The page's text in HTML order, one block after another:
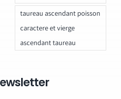
taureau ascendant poisson
caractere et vierge
ascendant taureau